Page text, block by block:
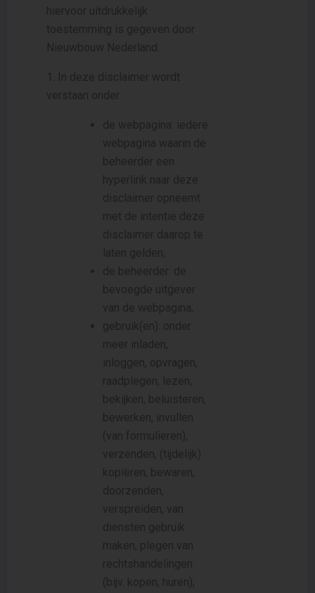
hiervoor uitdrukkelijk
toestemming is gegeven door
Nieuwbouw Nederland.
1. In deze disclaimer wordt
verstaan onder:
de webpagina: iedere
webpagina waarin de
beheerder een
hyperlink naar deze
disclaimer opneemt
met de intentie deze
disclaimer daarop te
laten gelden;
de beheerder: de
bevoegde uitgever
van de webpagina;
gebruik(en): onder
meer inladen,
inloggen, opvragen,
raadplegen, lezen,
bekijken, beluisteren,
bewerken, invullen
(van formulieren),
verzenden, (tijdelijk)
kopiëren, bewaren,
doorzenden,
verspreiden, van
diensten gebruik
maken, plegen van
rechtshandelingen
(bijv. kopen, huren);